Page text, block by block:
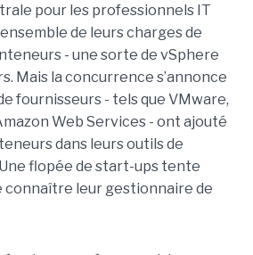
pour les professionnels IT
de leurs charges de
- une sorte de vSphere
Mais la concurrence s’annonce
fournisseurs - tels que VMware,
Web Services - ont ajouté
dans leurs outils de
flopée de start-ups tente
connaître leur gestionnaire de